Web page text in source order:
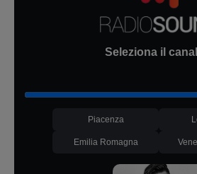
Seleziona il
Piacenza
Emilia Romagna